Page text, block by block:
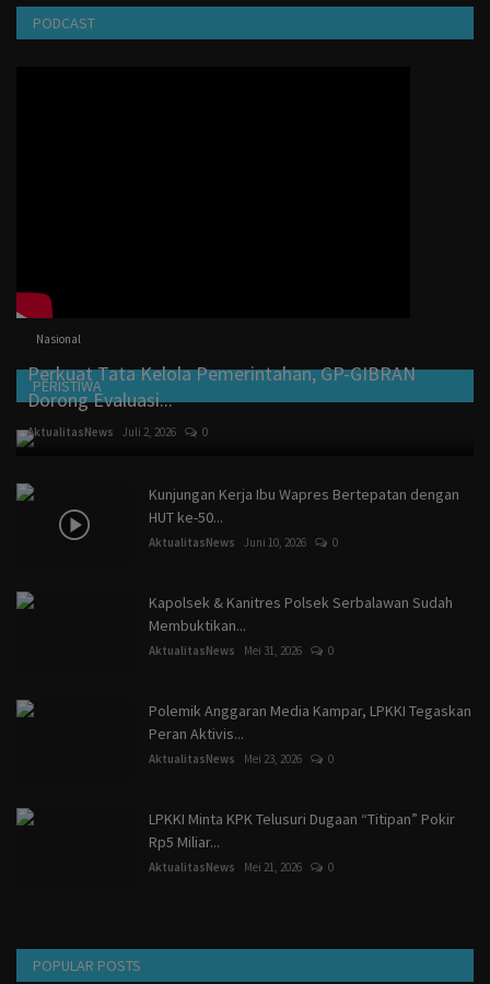
PODCAST
PERISTIWA
Nasional
Perkuat Tata Kelola Pemerintahan, GP-GIBRAN
Dorong Evaluasi...
AktualitasNews Juli 2, 2026 0
Kunjungan Kerja Ibu Wapres Bertepatan dengan
HUT ke-50...
AktualitasNews Juni 10, 2026 0
Kapolsek & Kanitres Polsek Serbalawan Sudah
Membuktikan...
AktualitasNews Mei 31, 2026 0
Polemik Anggaran Media Kampar, LPKKI Tegaskan
Peran Aktivis...
AktualitasNews Mei 23, 2026 0
LPKKI Minta KPK Telusuri Dugaan “Titipan” Pokir
Rp5 Miliar...
AktualitasNews Mei 21, 2026 0
POPULAR POSTS